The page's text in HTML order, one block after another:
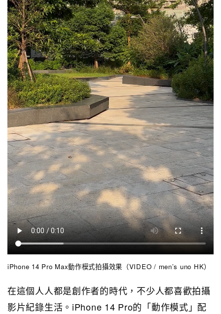
iPhone 14 Pro Max動作模式拍攝效果（VIDEO / men’s uno HK）
在這個人人都是創作者的時代，不少人都喜歡拍攝
影片紀錄生活。iPhone 14 Pro的「動作模式」配